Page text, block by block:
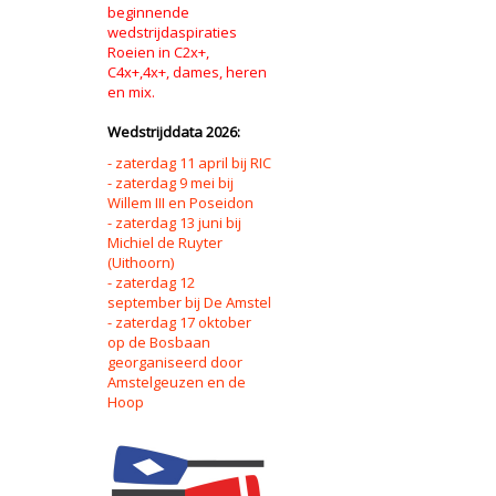
beginnende
wedstrijdaspiraties
Roeien in C2x+,
C4x+,4x+, dames, heren
en mix.
Wedstrijddata 2026:
- zaterdag 11 april bij RIC
- zaterdag 9 mei bij
Willem III en Poseidon
- zaterdag 13 juni bij
Michiel de Ruyter
(Uithoorn)
- zaterdag 12
september bij De Amstel
- zaterdag 17 oktober
op de Bosbaan
georganiseerd door
Amstelgeuzen en de
Hoop